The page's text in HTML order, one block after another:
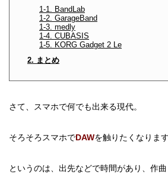
1-1. BandLab
1-2. GarageBand
1-3. medly
1-4. CUBASIS
1-5. KORG Gadget 2 Le
2. まとめ
さて、スマホで何でも出来る現代。
そろそろスマホでDAWを触りたくなります
というのは、出先などで時間があり、作